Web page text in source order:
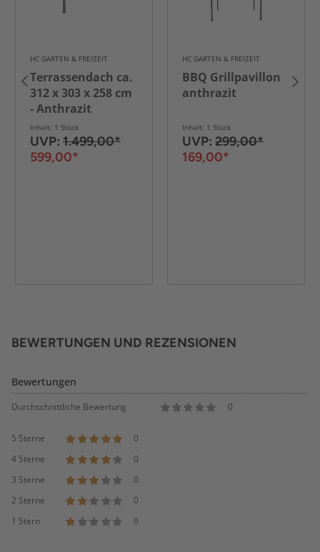
HC GARTEN & FREIZEIT
Terrassendach ca.
312 x 303 x 258 cm
- Anthrazit
Inhalt: 1 Stück
UVP: 1.499,00*
599,00*
HC GARTEN & FREIZEIT
BBQ Grillpavillon
anthrazit
Inhalt: 1 Stück
UVP: 299,00*
169,00*
BEWERTUNGEN UND REZENSIONEN
Bewertungen
Durchschnittliche Bewertung 0
5 Sterne
0
4 Sterne
0
3 Sterne
0
2 Sterne
0
1 Stern
0